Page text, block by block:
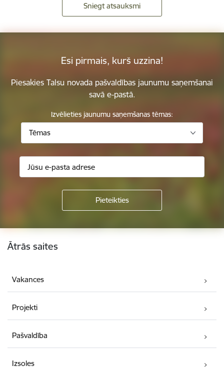
Sniegt atsauksmi
Esi pirmais, kurš uzzina!
Piesakies Talsu novada pašvaldības jaunumu saņemšanai
savā e-pastā.
Izvēlieties jaunumu saņemšanas tēmas:
Tēmas
Kājene
Ātrās saites
Vakances
Projekti
Pašvaldība
Izsoles